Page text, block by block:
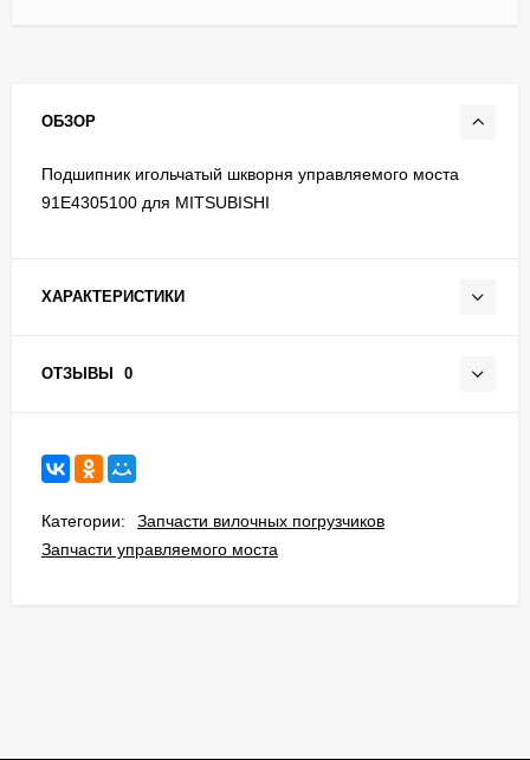
ОБЗОР
Подшипник игольчатый шкворня управляемого моста
91E4305100 для MITSUBISHI
ХАРАКТЕРИСТИКИ
ОТЗЫВЫ 0
Категории:
Запчасти вилочных погрузчиков
Запчасти управляемого моста